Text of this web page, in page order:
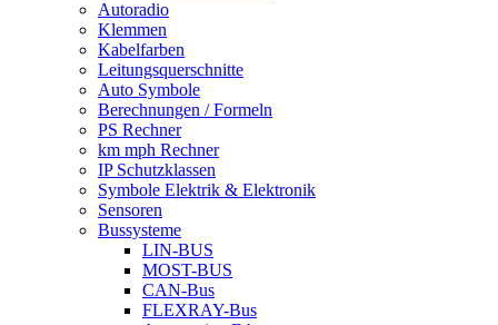
Autoradio
Klemmen
Kabelfarben
Leitungsquerschnitte
Auto Symbole
Berechnungen / Formeln
PS Rechner
km mph Rechner
IP Schutzklassen
Symbole Elektrik & Elektronik
Sensoren
Bussysteme
LIN-BUS
MOST-BUS
CAN-Bus
FLEXRAY-Bus